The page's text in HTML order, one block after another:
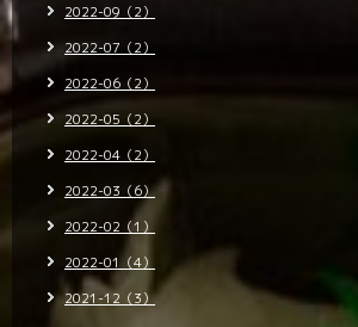
2022-09（2）
2022-07（2）
2022-06（2）
2022-05（2）
2022-04（2）
2022-03（6）
2022-02（1）
2022-01（4）
2021-12（3）